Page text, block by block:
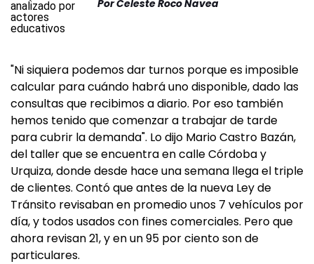
PorCeleste Roco Navea
"Ni siquiera podemos dar turnos porque es imposible
calcular para cuándo habrá uno disponible, dado las
consultas que recibimos a diario. Por eso también
hemos tenido que comenzar a trabajar de tarde
para cubrir la demanda". Lo dijo Mario Castro Bazán,
del taller que se encuentra en calle Córdoba y
Urquiza, donde desde hace una semana llega el triple
de clientes. Contó que antes de la nueva Ley de
Tránsito revisaban en promedio unos 7 vehículos por
día, y todos usados con fines comerciales. Pero que
ahora revisan 21, y en un 95 por ciento son de
particulares.